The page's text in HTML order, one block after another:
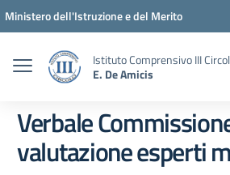
Vai ai contenuti
Vai al menu di navigazione
Vai al footer
Ministero dell'Istruzione e del Merito
Istituto Comprensivo III
E. De Amicis
Verbale
valutazione esperti